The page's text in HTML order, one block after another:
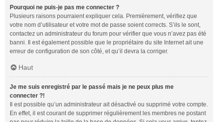
Pourquoi ne puis-je pas me connecter ?
Plusieurs raisons pourraient expliquer cela. Premièrement, vérifiez que
votre nom d’utilisateur et votre mot de passe soient corrects. S’ils le sont,
contactez un administrateur du forum pour vérifier que vous n’avez pas été
banni. Il est également possible que le propriétaire du site Internet ait une
erreur de configuration de son côté, et qu’il devra la corriger.
Haut
Je me suis enregistré par le passé mais je ne peux plus me
connecter ?!
Il est possible qu’un administrateur ait désactivé ou supprimé votre compte.
En effet, il est courant de supprimer régulièrement les membres ne postant